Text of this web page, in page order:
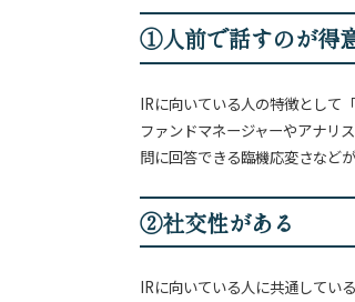
①人前で話すのが得
IRに向いている人の特徴として
ファンドマネージャーやアナリ
問に回答できる臨機応変さなど
②社交性がある
IRに向いている人に共通してい